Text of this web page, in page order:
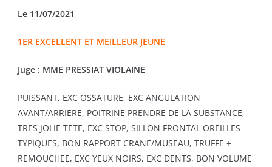
Le 11/07/2021
1ER EXCELLENT ET MEILLEUR JEUNE
Juge : MME PRESSIAT VIOLAINE
PUISSANT, EXC OSSATURE, EXC ANGULATION
AVANT/ARRIERE, POITRINE PRENDRE DE LA SUBSTANCE,
TRES JOLIE TETE, EXC STOP, SILLON FRONTAL OREILLES
TYPIQUES, BON RAPPORT CRANE/MUSEAU, TRUFFE +
REMOUCHEE, EXC YEUX NOIRS, EXC DENTS, BON VOLUME